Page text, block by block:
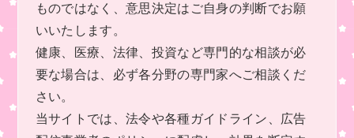
ものではなく、意思決定はご自身の判断でお願
いいたします。
健康、医療、法律、投資など専門的な相談が必
要な場合は、必ず各分野の専門家へご相談くだ
さい。
当サイトでは、法令や各種ガイドライン、広告